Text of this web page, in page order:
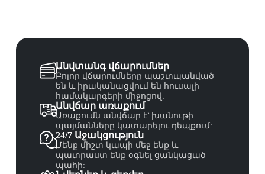
Անվտանգ վճարումներ
Բոլոր վճարումները պաշտպանված
են և իրականացվում են հուսալի
համակարգերի միջոցով:
Անվճար առաքում
Առաքումն անվճար է՝ խանութի
պայմանները կատարելու դեպքում:
24/7 Աջակցություն
Մենք միշտ կապի մեջ ենք և
պատրաստ ենք օգնել ցանկացած
պահի: